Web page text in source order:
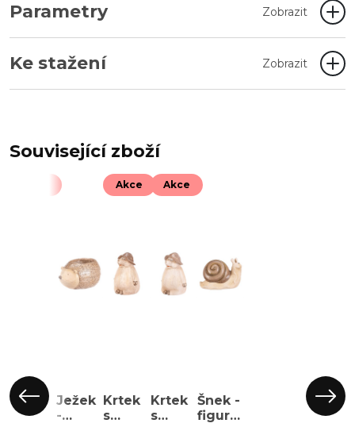
Parametry Zobrazit
Ke stažení Zobrazit
Související zboží
Krtek
s
Ježek
-
Akce
Krtek
s
Akce
Krtek
s
Šnek -
figurka